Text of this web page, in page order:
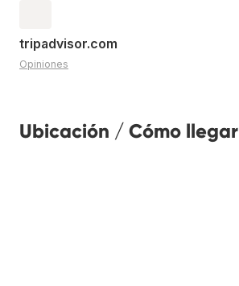
tripadvisor.com
Opiniones
Ubicación / Cómo llegar